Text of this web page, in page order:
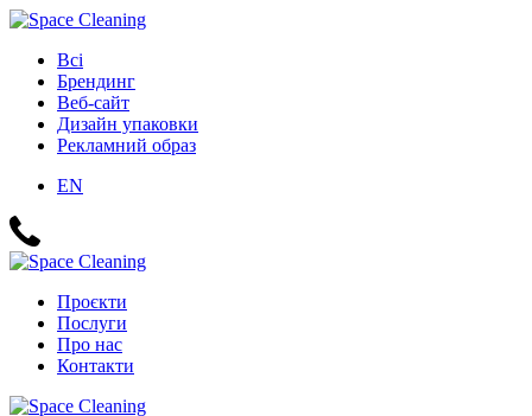
Всі
Брендинг
Веб-сайт
Дизайн упаковки
Рекламний образ
EN
Проєкти
Послуги
Про нас
Контакти